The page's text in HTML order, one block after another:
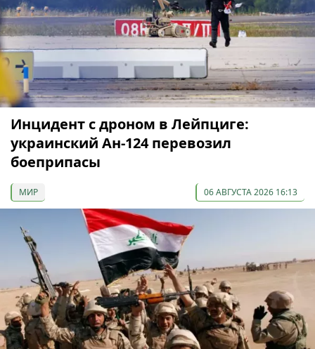
Инцидент с дроном в Лейпциге:
украинский Ан-124 перевозил
боеприпасы
МИР 06 АВГУСТА 2026 16:13